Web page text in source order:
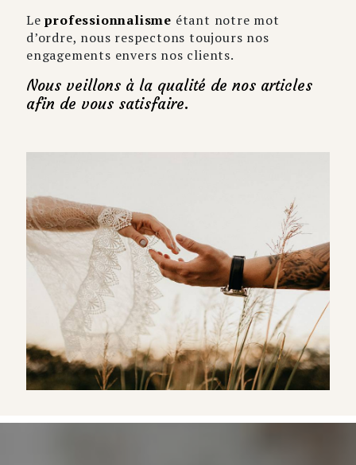
Leprofessionnalisme étant notre mot
d’ordre, nous respectons toujours nos
engagements envers nos clients.
Nous veillons à la qualité de nos articles
afin de vous satisfaire.